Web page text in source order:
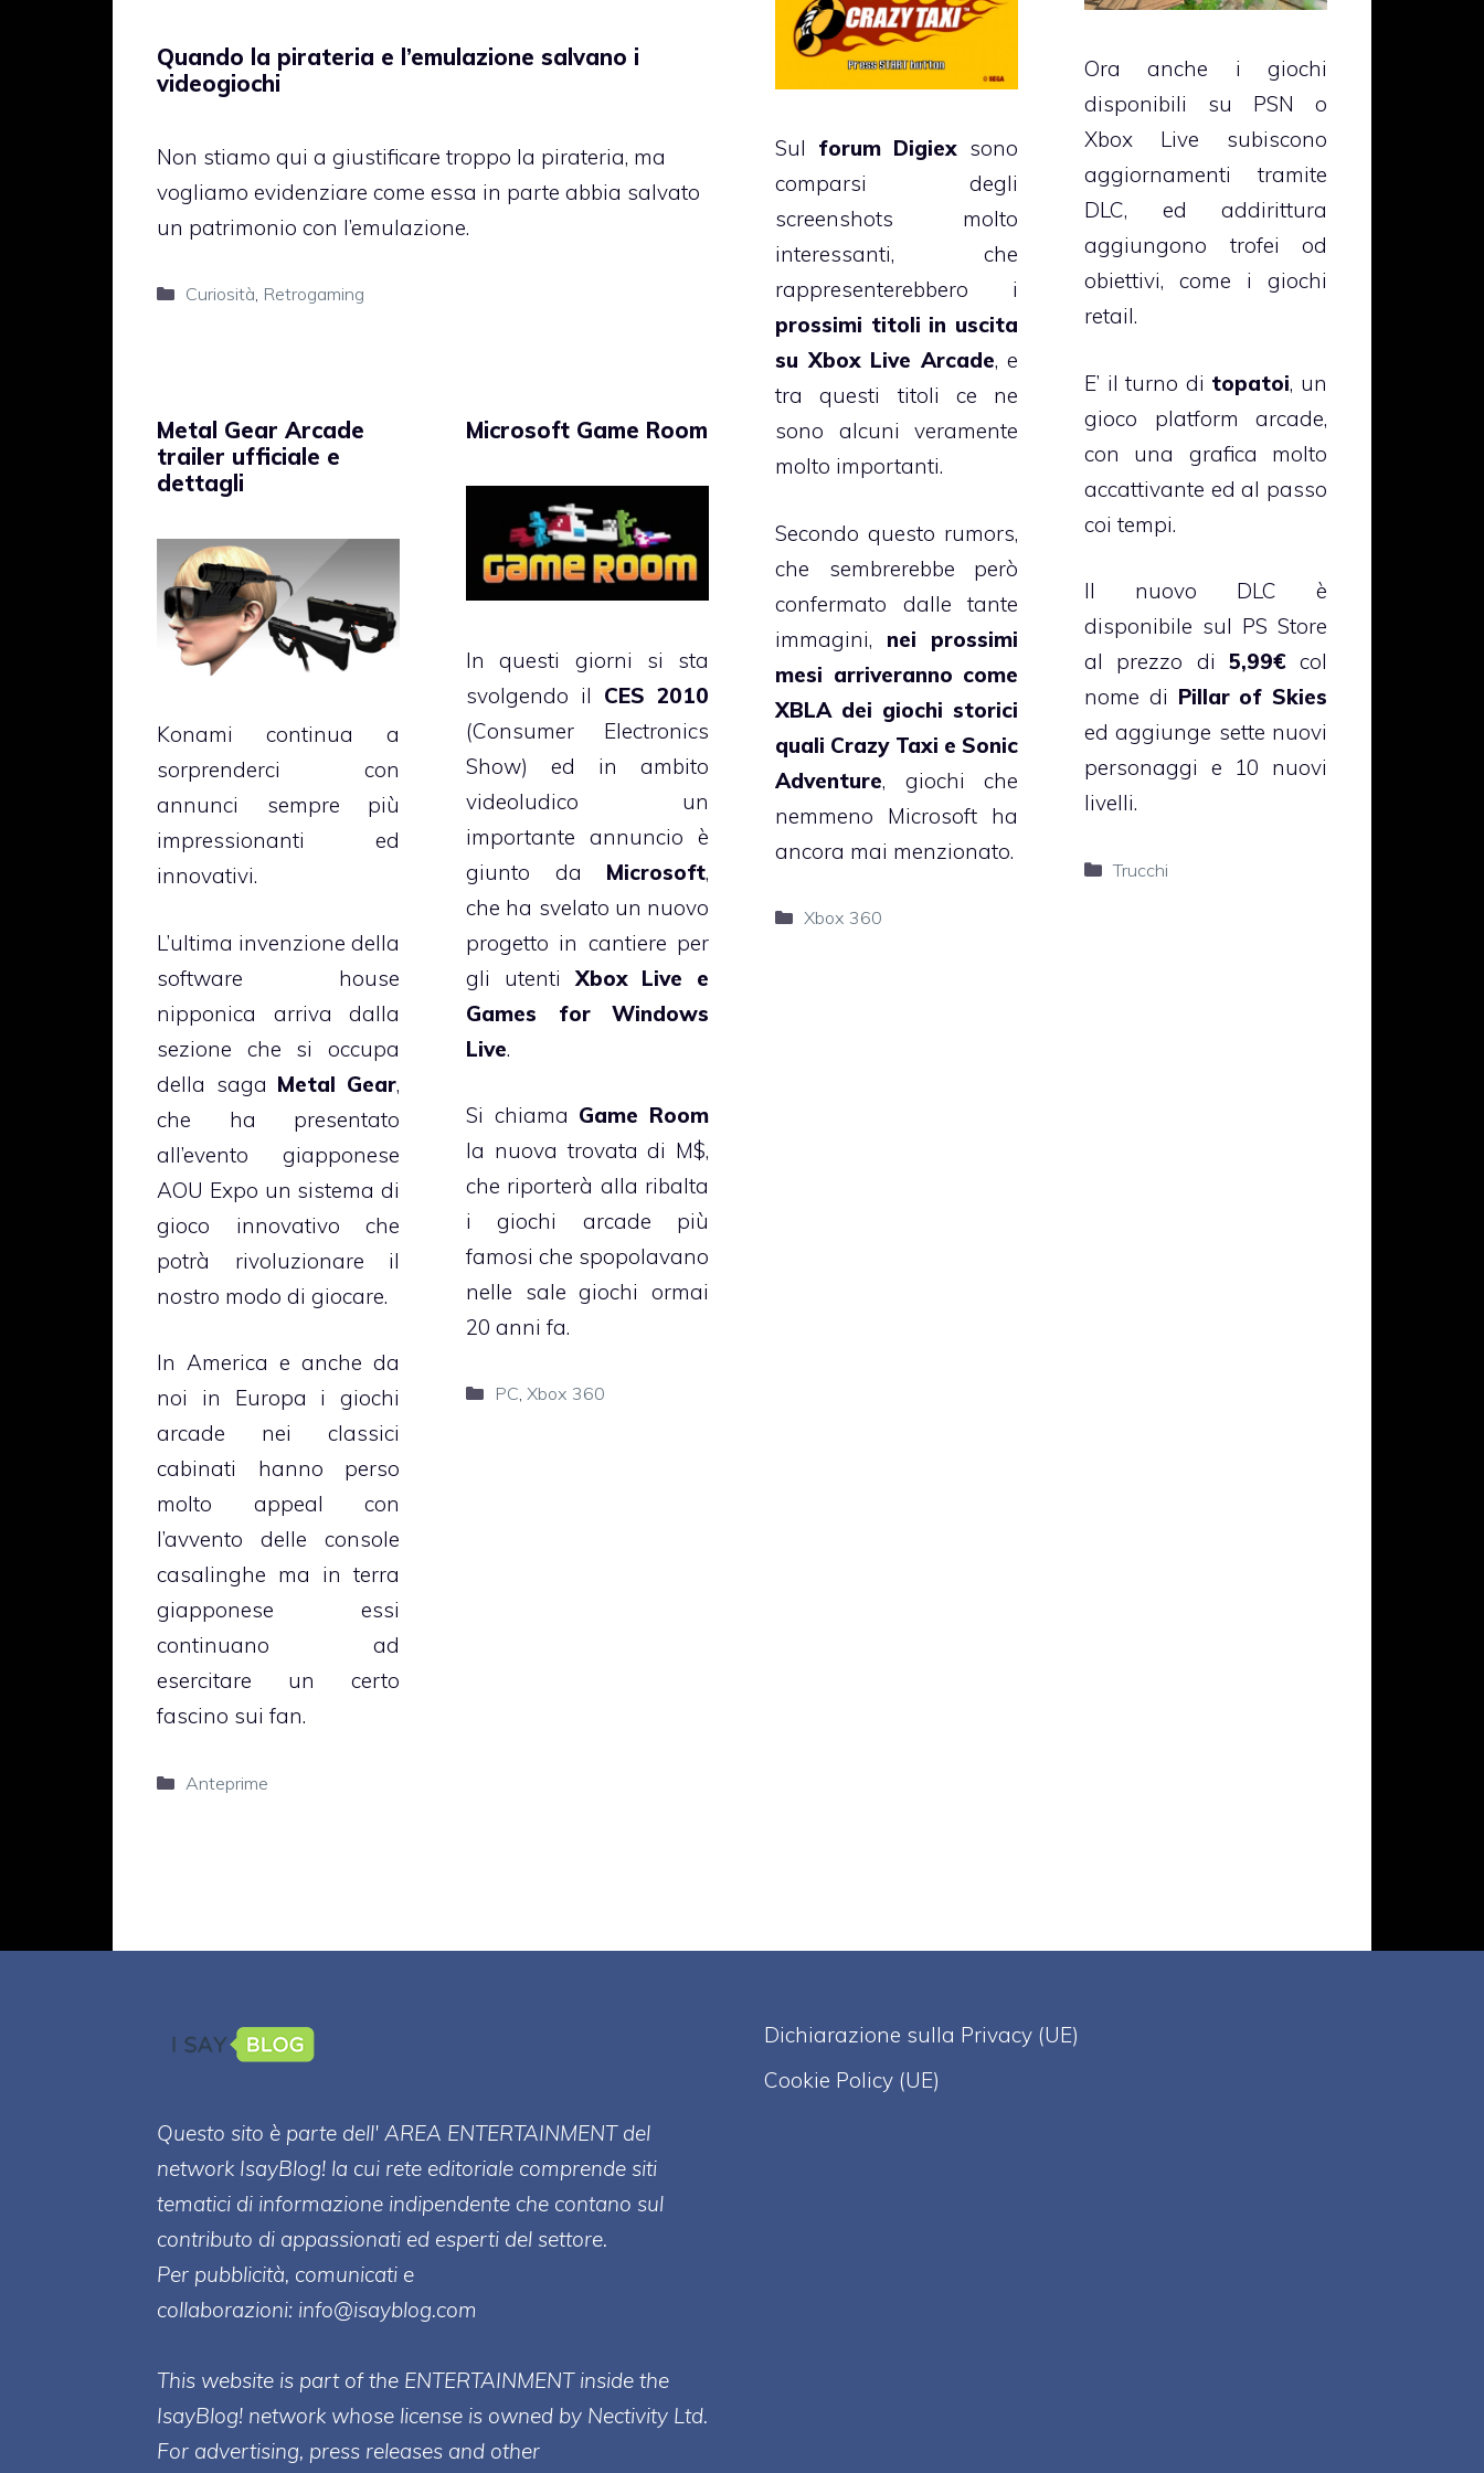
Quando la pirateria e l’emulazione salvano i
videogiochi
Non stiamo qui a giustificare troppo la pirateria, ma
vogliamo evidenziare come essa in parte abbia salvato
un patrimonio con l’emulazione.
Categorie
Curiosità, Retrogaming
Sul forum Digiex sono
comparsi degli
screenshots molto
interessanti, che
rappresenterebbero i
prossimi titoli in uscita
su Xbox Live Arcade, e
tra questi titoli ce ne
sono alcuni veramente
molto importanti.
Secondo questo rumors,
che sembrerebbe però
confermato dalle tante
immagini, nei prossimi
mesi arriveranno come
XBLA dei giochi storici
quali Crazy Taxi e Sonic
Adventure, giochi che
nemmeno Microsoft ha
ancora mai menzionato.
Categorie
Xbox 360
Ora anche i giochi
disponibili su PSN o
Xbox Live subiscono
aggiornamenti tramite
DLC, ed addirittura
aggiungono trofei od
obiettivi, come i giochi
retail.
E’ il turno di topatoi, un
gioco platform arcade,
con una grafica molto
accattivante ed al passo
coi tempi.
Il nuovo DLC è
disponibile sul PS Store
al prezzo di 5,99€col
nome di Pillar of Skies
ed aggiunge sette nuovi
personaggi e 10 nuovi
livelli.
Categorie
Trucchi
Metal Gear Arcade
trailer ufficiale e
dettagli
Konami continua a
sorprenderci con
annunci sempre più
impressionanti ed
innovativi.
L’ultima invenzione della
software house
nipponica arriva dalla
sezione che si occupa
della saga Metal Gear,
che ha presentato
all’evento giapponese
AOU Expo un sistema di
gioco innovativo che
potrà rivoluzionare il
nostro modo di giocare.
In America e anche da
noi in Europa i giochi
arcade nei classici
cabinati hanno perso
molto appeal con
l’avvento delle console
casalinghe ma in terra
giapponese essi
continuano ad
esercitare un certo
fascino sui fan.
Categorie
Anteprime
Microsoft Game Room
In questi giorni si sta
svolgendo il CES 2010
(Consumer Electronics
Show) ed in ambito
videoludico un
importante annuncio è
giunto da Microsoft,
che ha svelato un nuovo
progetto in cantiere per
gli utenti XboxLive e
Games for Windows
Live.
Si chiama Game Room
la nuova trovata di M$,
che riporterà alla ribalta
i giochi arcade più
famosi che spopolavano
nelle sale giochi ormai
20 anni fa.
Categorie
PC, Xbox 360
Questo sito è parte dell' AREA ENTERTAINMENT del
network IsayBlog! la cui rete editoriale comprende siti
tematici di informazione indipendente che contano sul
contributo di appassionati ed esperti del settore.
Per pubblicità, comunicati e
collaborazioni: info@isayblog.com
This website is part of the ENTERTAINMENT inside the
IsayBlog! network whose license is owned by Nectivity Ltd.
For advertising, press releases and other
Dichiarazione sulla Privacy (UE)
Cookie Policy (UE)